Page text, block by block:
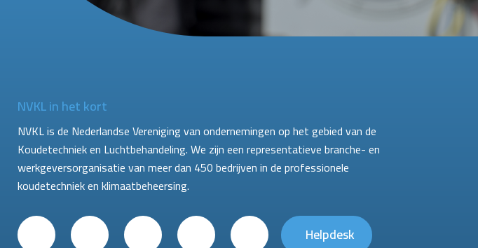
NVKL in het kort
NVKL is de Nederlandse Vereniging van ondernemingen op het gebied van de
Koudetechniek en Luchtbehandeling. We zijn een representatieve branche- en
werkgeversorganisatie van meer dan 450 bedrijven in de professionele
koudetechniek en klimaatbeheersing.
Helpdesk